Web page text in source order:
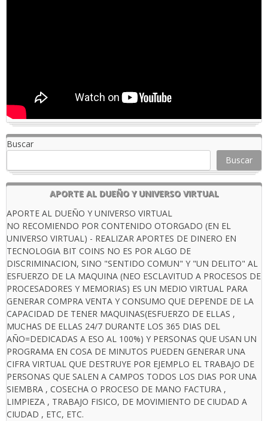
Buscar
Buscar
APORTE AL DUEÑO Y UNIVERSO VIRTUAL
APORTE AL DUEÑO Y UNIVERSO VIRTUAL
NO RECOMIENDO POR CONTENIDO OTORGADO (EN EL
UNIVERSO VIRTUAL) - REALIZAR APORTES DE DINERO EN
TECNOLOGIA BIT COINS NO ES POR ALGO DE
DISCRIMINACION, SINO "SENTIDO COMUN" Y "UN DELITO" AL
ESFUERZO DE LA MAQUINA (NEO ESCLAVITUD A PROCESOS DE
PROCESADORES Y MEMORIAS) ES UN MEDIO VIRTUAL PARA
GENERAR COMPRA VENTA Y CONSUMO QUE DEPENDE DE LA
CAPACIDAD DE TENER MAQUINAS(ESFUERZO DE ELLAS ,
MUCHAS DE ELLAS 24/7 DURANTE LOS 365 DIAS DEL
AÑO=DEDICADAS A ESO AL 100%) Y PERSONAS QUE USAN UN
PROGRAMA EN COSA DE MINUTOS PUEDEN GENERAR UNA
CIFRA VIRTUAL QUE DESTRUYE POR EJEMPLO EL TRABAJO DE
PERSONAS QUE SALEN A CAMPOS TODOS LOS DIAS POR UNA
SIEMBRA , COSECHA O PROCESO DE MANO FACTURA ,
LIMPIEZA , TRABAJO FISICO, DE MOVIMIENTO DE CIUDAD A
CIUDAD , ETC, ETC.